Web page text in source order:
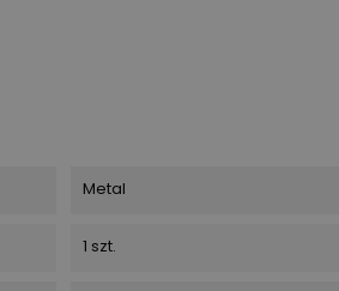
Metal
1 szt.